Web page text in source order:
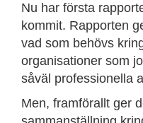
Nu har första
kommit. Rapporten
vad som behövs
organisationer som
såväl professionella
Men, framförallt ger